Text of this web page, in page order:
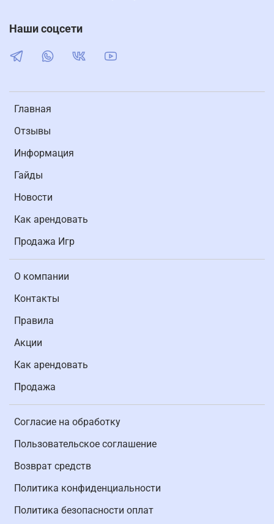
Главная
Отзывы
Информация
Гайды
Новости
Как арендовать
Продажа Игр
О компании
Контакты
Правила
Акции
Как арендовать
Продажа
Согласие на обработку
Пользовательское соглашение
Возврат средств
Политика конфиденциальности
Политика безопасности оплат
Наши соцсети